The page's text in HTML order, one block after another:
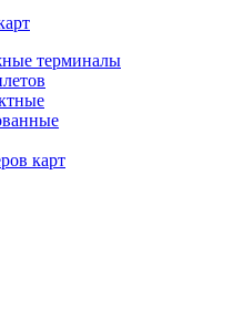
терминалы
карт